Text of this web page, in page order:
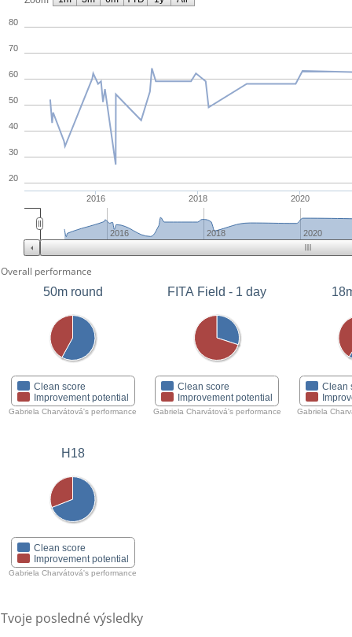
2016 2018 2020
20
30
40
50
60
70
80
2016 2018 2020
Overall performance
50m round
Clean score
Improvement potential
Gabriela Charvátová's performance
FITA Field - 1 day
Clean score
Improvement potential
Gabriela Charvátová's performance
Clean
Gabriela
H18
Clean score
Improvement potential
Gabriela Charvátová's performance
Tvoje posledné výsledky